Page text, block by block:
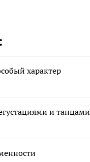
характер
и танцами